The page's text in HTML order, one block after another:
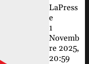
LaPress
e
1
Novemb
re 2025,
20:59